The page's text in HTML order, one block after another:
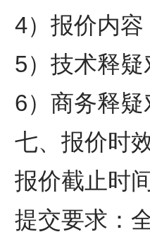
4）报价内
5）技术释
6）商务释
七、报价时
报价截止时
提交要求：